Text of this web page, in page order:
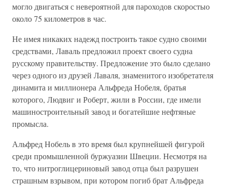
могло двигаться с невероятной для пароходов скоростыо
около 75 километров в час.
Не имея никаких надежд построить такое судно своими
средствами, Лаваль предложил проект своего судна
русскому правительству. Предложение это было сделано
через одного из друзей Лаваля, знаменитого изобретателя
динамита и миллионера Альфреда Нобеля, братья
которого, Людвиг и Роберт, жили в России, где имели
машиностроительный завод и богатейшие нефтяные
промысла.
Альфред Нобель в это время был крупнейшей фигурой
среди промышленной буржуазии Швеции. Несмотря на
то, что нитроглицериновый завод отца был разрушен
страшным взрывом, при котором погиб брат Альфреда